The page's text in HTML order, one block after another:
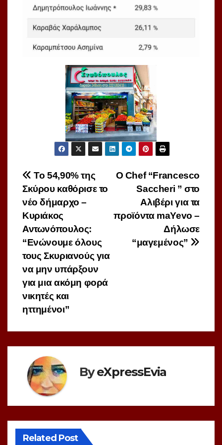
Πλοήγηση
άρθρων
O Chef “Francesco
Saccheri ” στο
Αλιβέρι για τα
προϊόντα maYevo –
Δήλωσε
“μαγεμένος”
Το 54,90% της
Σκύρου καθόρισε το
νέο δήμαρχο –
Κυριάκος
Αντωνόπουλος:
“Ενώνουμε όλους
τους Σκυριανούς για
να μην υπάρξουν
για μια ακόμη φορά
νικητές και
ηττημένοι”
ByeXpressEvia
Related Post